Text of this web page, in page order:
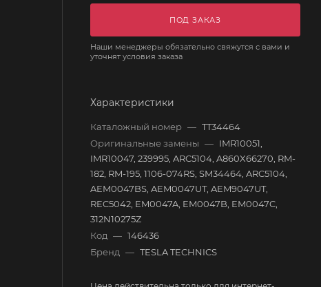
ПОД ЗАКАЗ
Наши менеджеры обязательно свяжутся с вами и
уточнят условия заказа
Характеристики
Каталожный номер — TT34464
Оригинальные замены — IMR10051,
IMR10047, 239995, ARC5104, A860X66270, RM-
182, RM-195, 1106-074RS, SM34464, ARC5104,
AEM0047BS, AEM0047UT, AEM9047UT,
REC5042, EM0047A, EM0047B, EM0047C,
312N10275Z
Код — 146436
Бренд — TESLA TECHNICS